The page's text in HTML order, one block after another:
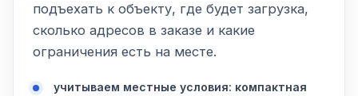
подъехать к объекту, где будет загрузка,
сколько адресов в заказе и какие
ограничения есть на месте.
учитываем местные условия: компактная